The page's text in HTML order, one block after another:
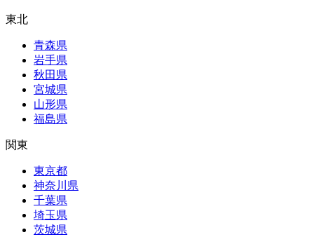
東北
青森県
岩手県
秋田県
宮城県
山形県
福島県
関東
東京都
神奈川県
千葉県
埼玉県
茨城県